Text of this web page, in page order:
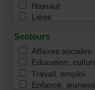
Hainaut
Liège
Luxembourg
Toutes
Secteurs
Affaires sociales
Education,
Travail, emploi
Enfance,